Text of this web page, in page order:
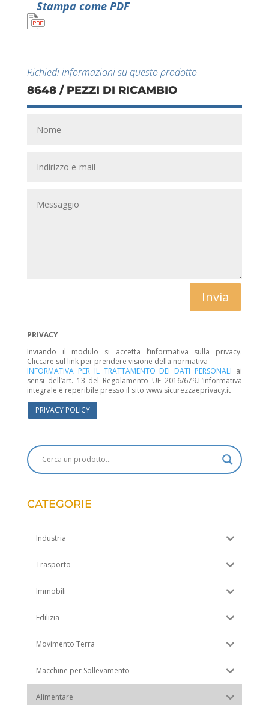
Stampa come PDF
Richiedi informazioni su questo prodotto
8648 / PEZZI DI RICAMBIO
Invia
PRIVACY
Inviando il modulo si accetta l’informativa sulla privacy.
Cliccare sul link per prendere visione della normativa
INFORMATIVA PER IL TRATTAMENTO DEI DATI PERSONALI ai
sensi dell’art. 13 del Regolamento UE 2016/679.L’informativa
integrale è reperibile presso il sito www.sicurezzaeprivacy.it
PRIVACY POLICY
CATEGORIE
Industria
Trasporto
Immobili
Edilizia
Movimento Terra
Macchine per Sollevamento
Alimentare